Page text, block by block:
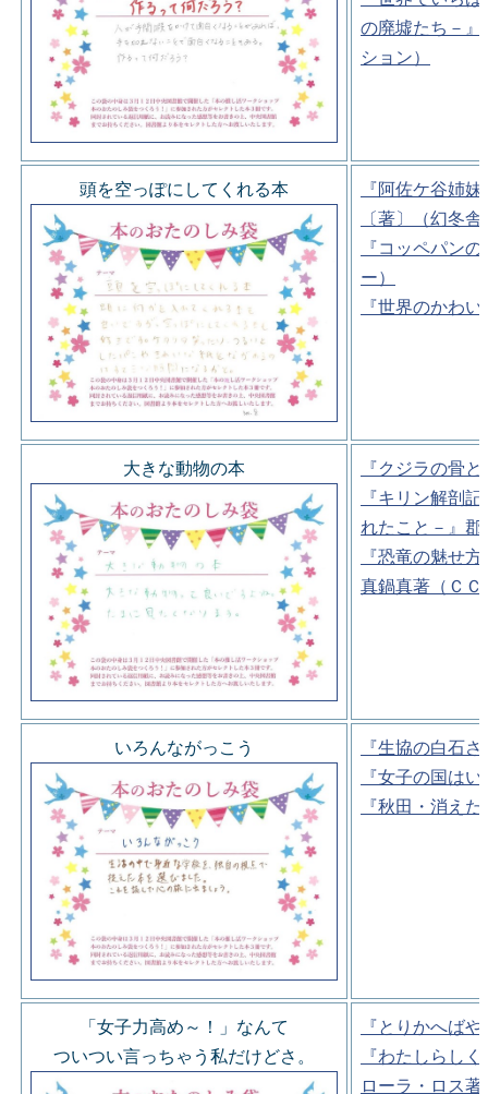
の廃墟たち－
ション）
頭を空っぽにしてくれる本
『阿佐ケ谷姉
〔著〕（幻冬舎
『コッペパン
ー）
『世界のかわ
大きな動物の本
『クジラの骨
『キリン解剖
れたこと－』
『恐竜の魅せ
真鍋真著（Ｃ
いろんながっこう
『生協の白石
『女子の国は
『秋田・消え
「女子力高め～！」なんて
ついつい言っちゃう私だけどさ。
『とりかへば
『わたしらし
ローラ・ロス